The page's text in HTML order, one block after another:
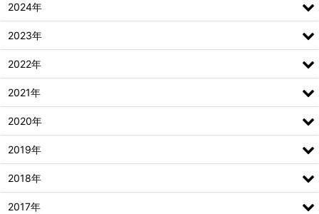
2024年
2023年
2022年
2021年
2020年
2019年
2018年
2017年